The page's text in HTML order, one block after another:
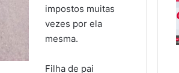
impostos muitas
vezes por ela
mesma.
Filha de pai